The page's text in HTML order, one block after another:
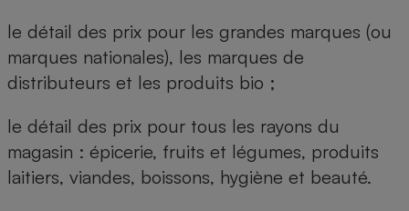
le détail des prix pour les grandes marques (ou
marques nationales), les marques de
distributeurs et les produits bio ;
le détail des prix pour tous les rayons du
magasin : épicerie, fruits et légumes, produits
laitiers, viandes, boissons, hygiène et beauté.